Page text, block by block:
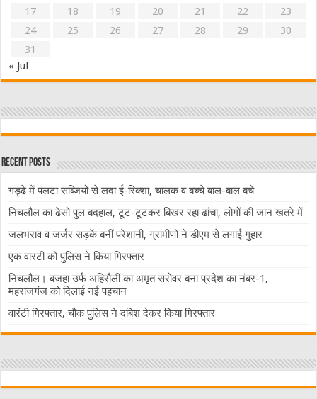
17
18 19 20 21 22
23
24
25 26 27 28 29
30
31
« Jul
Recent Posts
गड्ढे में पलटा सब्जियों से लदा ई-रिक्शा, चालक व बच्चे बाल-बाल बचे
निचलौल का ढेसो पुल बदहाल, टूट-टूटकर बिखर रहा ढांचा, लोगों की जान खतरे में
जलभराव व जर्जर सड़कें बनीं परेशानी, ग्रामीणों ने डीएम से लगाई गुहार
एक वारंटी को पुलिस ने किया गिरफ्तार
निचलौल। बजहा उर्फ अहिरौली का अमृत सरोवर बना प्रदेश का नंबर-1,
महराजगंज को दिलाई नई पहचान
वारंटी गिरफ्तार, चौक पुलिस ने दबिश देकर किया गिरफ्तार